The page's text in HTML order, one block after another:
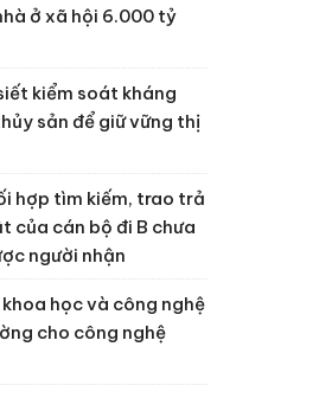
ở xã hội 6.000 tỷ
kiểm soát kháng
sản để giữ vững thị
hợp tìm kiếm, trao trả
của cán bộ đi B chưa
người nhận
học và công nghệ
cho công nghệ